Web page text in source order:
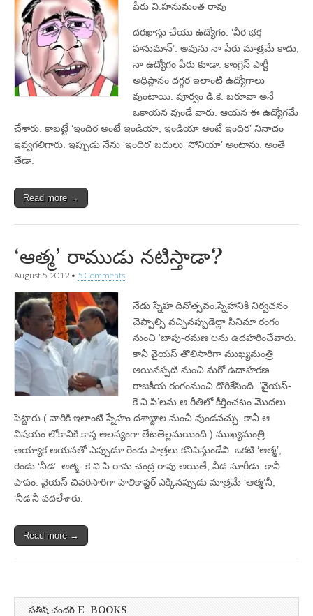
పేరు వి.హనుమంత రావు
దరఖాస్తు చేయు ఉద్యోగం: ‘వీర భక్త
హనుమాన్‌’. అవును నా పేరు మాత్రమే కాదు,
నా ఉద్యోగం పేరు కూడా. కాంగ్రెస్‌ పార్టీ
అధిష్ఠానం దగ్గర ఇలాంటి ఉద్యోగాలు
వుంటాయి. పూర్వం డి.కె. బరూవా అనే
ఒకాయన వుండే వారు. ఆయన ఈ ఉద్యోగమే
చేశారు. కాబట్టే ‘ఇందిర అంటే ఇండియా, ఇండియా అంటే ఇందిర’ నినాదం
ఇవ్వగలిగారు. ఇప్పుడు నేను ‘ఇందిర’ బదులు ‘సోనియా’ అంటాను. అంతే
తేడా.
Read more →
‘ఆత్మ’ రాముడు నటిస్తాడా?
August 5, 2012 • 5 Comments
నేడు స్నేహ దినోత్సవం.స్నేహానికి నిర్వచనం
చెప్పాల్సి వచ్చినప్పుడెల్లా సినిమా రంగం
నుంచి ‘బాపు-రమణ’లను ఉదహరించేవారు.
కానీ వైయస్‌ తొలిసారిగా ముఖ్యమంత్రి
అయినప్పటి నుంచి మరో ఉదాహరణ
రాజకీయ రంగంనుంచి దొరికేసింది. ‘వైయస్‌-
కె.వి.పి’లను ఆ రీతిలో కీర్తించటం మొదలు
పెట్టారు.( వారికి ఇలాంటి స్నేహం దశాబ్దాల నుంచీ వుండవచ్చు. కానీ ఆ
విషయం లోకానికి కాస్త అలస్యంగా తేటతెల్లమయింది.) ముఖ్యమంత్రి
అయ్యాక ఆయనతో ఎప్పుడూ రెండు పాత్రలు కనిపిస్తుండేవి. ఒకటి ‘ఆత్మ’,
రెండు ‘నీడ’. ఆత్మ- కె.వి.పి రామ చంద్ర రావు అయితే, నీడ-సూరీడు. కానీ
పాపం. వైయస్‌ చివరిసారిగా హెలికాప్టర్‌ ఎక్కినప్పుడు మాత్రమే ‘ఆత్మ’నీ,
‘నీడ’నీ వదలేశారు.
Read more →
సతీష్ చందర్ E-BOOKS